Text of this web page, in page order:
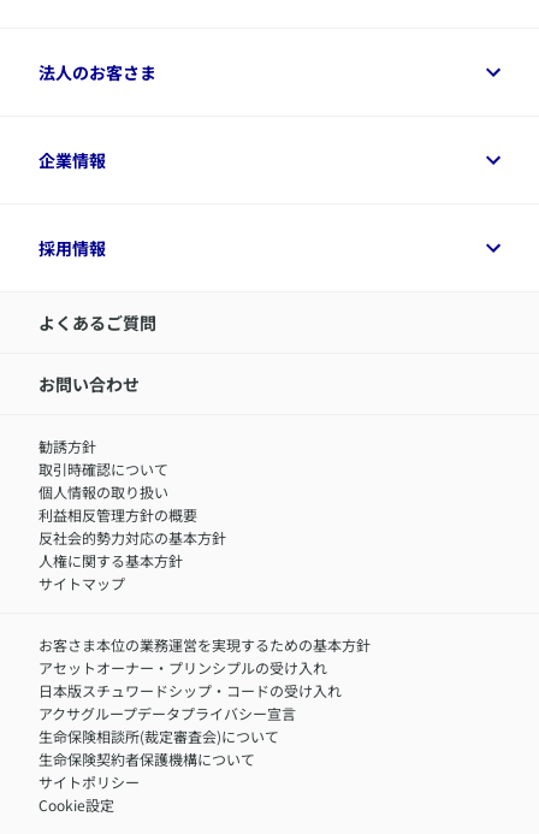
資料請求
変額保険各種情報
ご契約者さまトップ
デジタル約款
令和8年（2026年）分の生命保険料控除証明書について
アクサのネット完結保険（旧アクサダイレクト生命）
法人のお客さま
法人のお客さまトップ
経営者サポートサービス
企業情報
企業情報トップ
アクサ生命が選ばれる理由
IR情報
サステナビリティの取り組み
​お客さまを金融犯罪からお守りするために
アクサグループについて
採用情報
採用情報トップ
中途採用：内勤正社員
職）
中途採用：フィナンシャルプラン・アドバイザー（営業職）
障害者採用
よくあるご質問
お問い合わせ
勧誘方針
取引時確認について
個人情報の取り扱い
利益相反管理方針の概要
反社会的勢力対応の基本方針
人権に関する基本方針
サイトマップ
お客さま本位の業務運営を実現するための基本方針
アセットオーナー・プリンシプルの受け入れ
日本版スチュワードシップ・コードの受け入れ
アクサグループデータプライバシー宣言
生命保険相談所(裁定審査会)について
生命保険契約者保護機構について
サイトポリシー
Cookie設定